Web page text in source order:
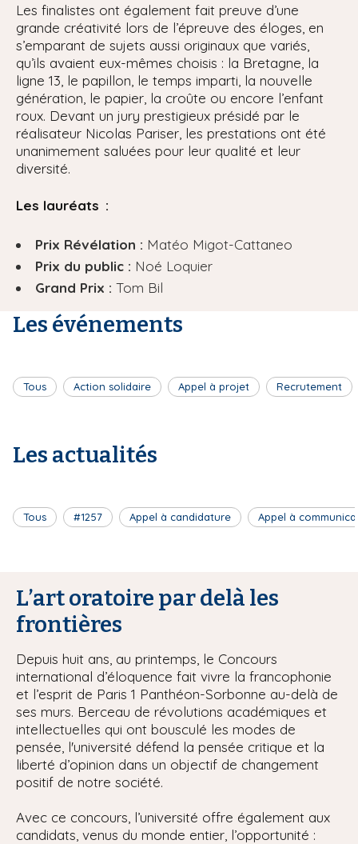
Les finalistes ont également fait preuve d’une
grande créativité lors de l’épreuve des éloges, en
s’emparant de sujets aussi originaux que variés,
qu’ils avaient eux-mêmes choisis : la Bretagne, la
ligne 13, le papillon, le temps imparti, la nouvelle
génération, le papier, la croûte ou encore l’enfant
roux. Devant un jury prestigieux présidé par le
réalisateur Nicolas Pariser, les prestations ont été
unanimement saluées pour leur qualité et leur
diversité.
Les lauréats :
Prix Révélation : Matéo Migot-Cattaneo
Prix du public : Noé Loquier
Grand Prix : Tom Bil
Les événements
Tous Action solidaire Appel à projet Recrutement
Les actualités
Tous #1257 Appel à candidature Appel à
L’art oratoire par delà les
frontières
Depuis huit ans, au printemps, le Concours
international d’éloquence fait vivre la francophonie
et l’esprit de Paris 1 Panthéon-Sorbonne au-delà de
ses murs. Berceau de révolutions académiques et
intellectuelles qui ont bousculé les modes de
pensée, l'université défend la pensée critique et la
liberté d’opinion dans un objectif de changement
positif de notre société.
Avec ce concours, l’université offre également aux
candidats, venus du monde entier, l’opportunité :